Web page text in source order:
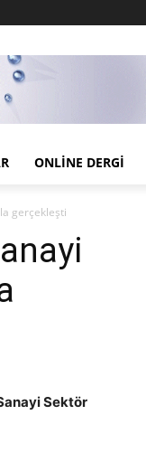
ONLINE DERGI
gerçekleşti
Sektör